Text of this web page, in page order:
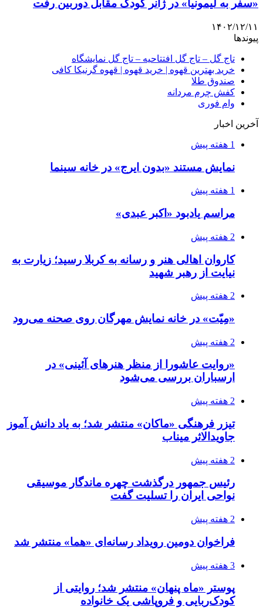
«سفر به لیمونیا» در ژانر کودک مقابل دوربین رفت
۱۴۰۲/۱۲/۱۱
پیوندها
تاج گل – تاج گل افتتاحیه – تاج گل نمایشگاه
خرید بهترین قهوه | خرید قهوه | قهوه گرنیکا کافی
صندوق طلا
کفش چرم مردانه
وام فوری
آخرین اخبار
1 هفته پیش
نمایش مستند «بدون ایرج» در خانه سینما
1 هفته پیش
مراسم یادبود «اکبر عبدی»
2 هفته پیش
کاروان اهالی هنر و رسانه به کربلا رسید؛ زیارت به
نیایت از رهبر شهید
2 هفته پیش
«مِیّت» در خانه نمایش مهرگان روی صحنه می‌رود
2 هفته پیش
«روایت عاشورا از منظر هنرهای آئینی» در
ارسباران بررسی می‌شود
2 هفته پیش
تیزر فرهنگی «ماکان» منتشر شد؛ به یاد دانش آموز
جاویدالاثر میناب
2 هفته پیش
رئیس جمهور درگذشت چهره ماندگار موسیقی
نواحی ایران را تسلیت گفت
2 هفته پیش
فراخوان دومین رویداد رسانه‌ای «هما» منتشر شد
3 هفته پیش
پوستر «ماه پنهان» منتشر شد؛ روایتی از
کودک‌ربایی و فروپاشی یک خانواده